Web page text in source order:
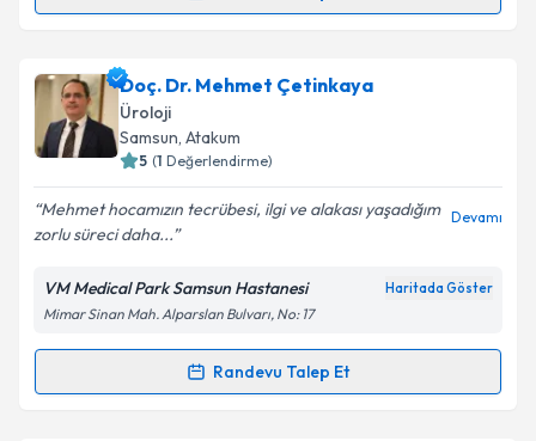
Op. Dr. İdris Kıvanç Cavıldakiçin randevu takvimi
talebi oluşturun. Size bu uzmandan randevu almanız
için bir takvim hazırlandığında e-posta ile
bilgilendireceğiz.
E-posta Adresiniz
Kişisel verilerimin işlenmesine ilişkin
Metni'ni okudum ve kişisel verilerimin belirtilen
kapsamda işlenmesini kabul ediyorum.
Doç. Dr. Mehmet Çetinkaya
Üroloji
Samsun, Atakum
5 (1 Değerlendirme)
Mehmet hocamızın tecrübesi, ilgi ve alakası yaşadığım
zorlu süreci daha...
Devamı
VM Medical Park Samsun Hastanesi Haritada Göster
Mimar Sinan Mah. Alparslan Bulvarı, No: 17
Randevu Talep Et
Randevu Takvimi Talebi